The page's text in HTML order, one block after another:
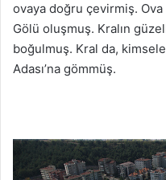
ovaya doğru çevirmiş. Ova
Gölü oluşmuş. Kralın
boğulmuş. Kral da,
Adası’na gömmüş.